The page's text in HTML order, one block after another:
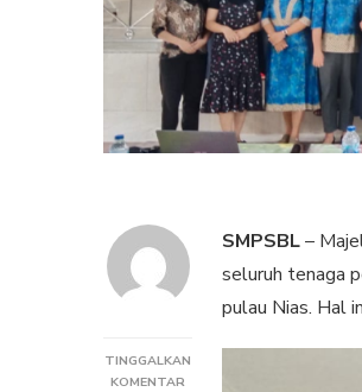
TINGGALKAN
KOMENTAR
SMPSBL–
seluruh tenaga
pulau Nias. Hal